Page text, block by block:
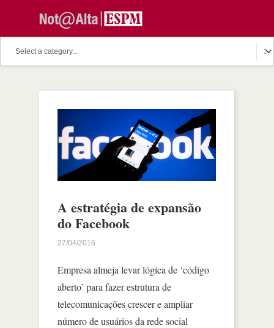
A estratégia de expansão
do Facebook
27/04/2016
Empresa almeja levar lógica de ‘código
aberto’ para fazer estrutura de
telecomunicações crescer e ampliar
número de usuários da rede social